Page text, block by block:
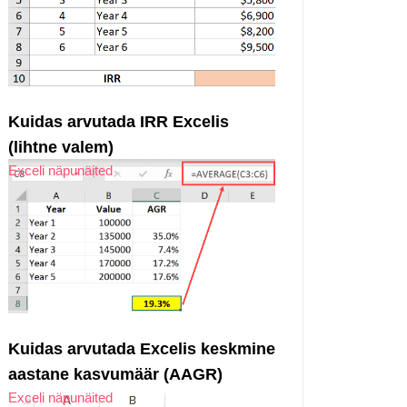
Kuidas arvutada IRR Excelis
(lihtne valem)
Exceli näpunäited
Kuidas arvutada Excelis keskmine
aastane kasvumäär (AAGR)
Exceli näpunäited